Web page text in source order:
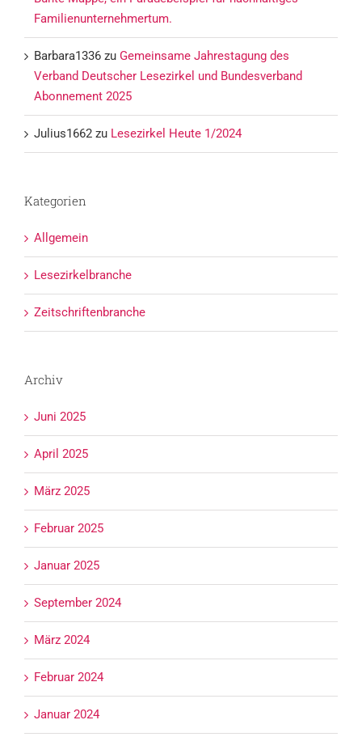
Familienunternehmertum.
Barbara1336 zu Gemeinsame Jahrestagung des
Verband Deutscher Lesezirkel und Bundesverband
Abonnement 2025
Julius1662 zu Lesezirkel Heute 1/2024
Kategorien
Allgemein
Lesezirkelbranche
Zeitschriftenbranche
Archiv
Juni 2025
April 2025
März 2025
Februar 2025
Januar 2025
September 2024
März 2024
Februar 2024
Januar 2024